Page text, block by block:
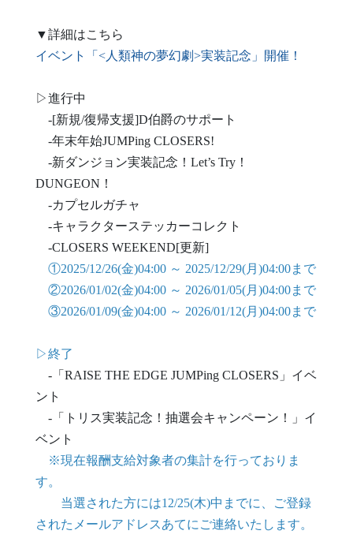
▼詳細はこちら
イベント「<人類神の夢幻劇>実装記念」開催！
▷進行中
-[新規/復帰支援]D伯爵のサポート
-年末年始JUMPing CLOSERS!
-新ダンジョン実装記念！Let’s Try！
DUNGEON！
-カプセルガチャ
-キャラクターステッカーコレクト
-CLOSERS WEEKEND[更新]
①2025/12/26(金)04:00 ～ 2025/12/29(月)04:00まで
②2026/01/02(金)04:00 ～ 2026/01/05(月)04:00まで
③2026/01/09(金)04:00 ～ 2026/01/12(月)04:00まで
▷終了
-「RAISE THE EDGE JUMPing CLOSERS」イベ
ント
-「トリス実装記念！抽選会キャンペーン！」イ
ベント
※現在報酬支給対象者の集計を行っておりま
す。
当選された方には12/25(木)中までに、ご登録
されたメールアドレスあてにご連絡いたします。